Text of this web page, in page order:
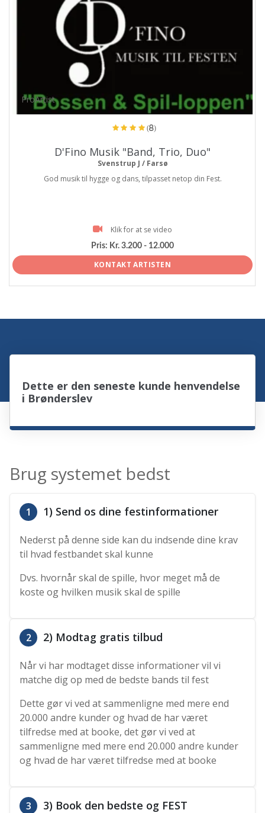
ProArtist
(8)
D'Fino Musik "Band, Trio, Duo"
Svenstrup J / Farsø
God musik til hygge og dans, tilpasset netop din Fest.
Klik for at se video
Pris: Kr. 3.200 - 12.000
KONTAKT ARTISTEN
Dette er den seneste kunde henvendelse
i Brønderslev
Brug systemet bedst
1 1) Send os dine festinformationer
Nederst på denne side kan du indsende dine krav
til hvad festbandet skal kunne
Dvs. hvornår skal de spille, hvor meget må de
koste og hvilken musik skal de spille
2 2) Modtag gratis tilbud
Når vi har modtaget disse informationer vil vi
matche dig op med de bedste bands til fest
Dette gør vi ved at sammenligne med mere end
20.000 andre kunder og hvad de har været
tilfredse med at booke, det gør vi ved at
sammenligne med mere end 20.000 andre kunder
og hvad de har været tilfredse med at booke
3 3) Book den bedste og FEST